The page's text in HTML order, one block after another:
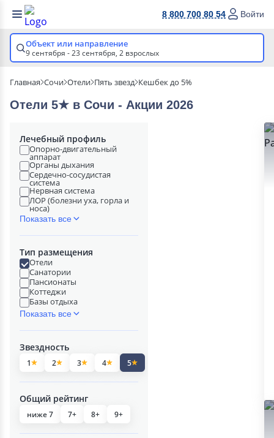
8 800 700 80 54 Войти
Объект или направление
9 сентября - 23 сентября, 2 взрослых
Главная Сочи Отели Пять звезд Кешбек до 5%
Отели 5★ в Сочи - Акции 2026
Лечебный профиль
Опорно-двигательный
аппарат
Органы дыхания
Сердечно-сосудистая
система
Нервная система
ЛОР (болезни уха, горла и
носа)
Показать все
Тип размещения
Отели
Санатории
Пансионаты
Коттеджи
Базы отдыха
Показать все
Звездность
1 2 3 4 5
Общий рейтинг
ниже 7 7+ 8+ 9+